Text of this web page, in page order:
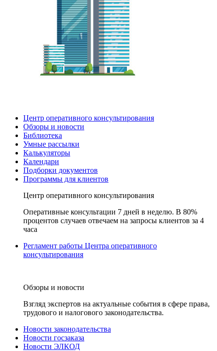
Центр оперативного консультирования
Обзоры и новости
Библиотека
Умные рассылки
Калькуляторы
Календари
Подборки документов
Программы для клиентов
Центр оперативного консультирования
Оперативные консультации 7 дней в неделю. В 80%
процентов случаев отвечаем на запросы клиентов за 4
часа
Регламент работы Центра оперативного
консультирования
Обзоры и новости
Взгляд экспертов на актуальные события в сфере права,
трудового и налогового законодательства.
Новости законодательства
Новости госзаказа
Новости ЭЛКОД